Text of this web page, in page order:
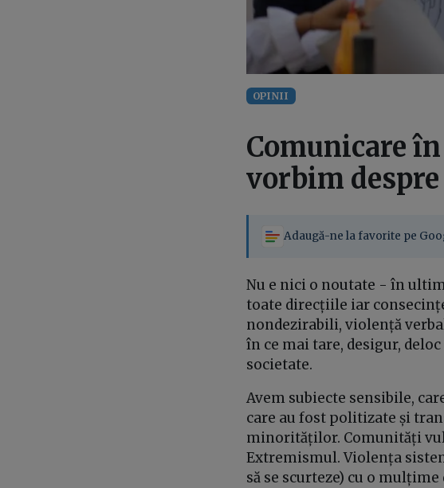
OPINII
Comunicare
vorbim
Adaugă-ne la favorite pe
Nu e nici o noutate - în
toate direcțiile iar
nondezirabili, violență
în ce mai tare, desigur,
societate.
Avem subiecte sensibile,
care au fost politizate și
minorităților. Comunități
Extremismul. Violența
să se scurteze) cu o